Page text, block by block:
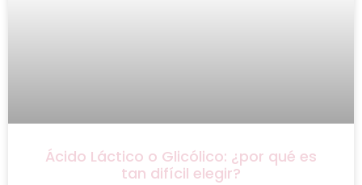
Ácido Láctico o Glicólico: ¿por qué es
tan difícil elegir?